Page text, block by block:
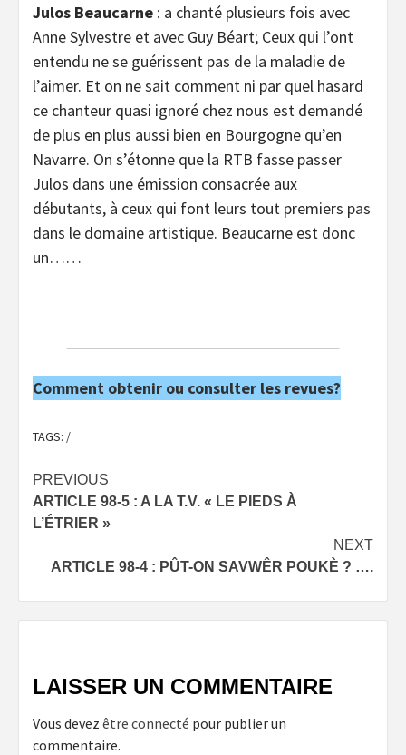
Julos Beaucarne : a chanté plusieurs fois avec
Anne Sylvestre et avec Guy Béart; Ceux qui l’ont
entendu ne se guérissent pas de la maladie de
l’aimer. Et on ne sait comment ni par quel hasard
ce chanteur quasi ignoré chez nous est demandé
de plus en plus aussi bien en Bourgogne qu’en
Navarre. On s’étonne que la RTB fasse passer
Julos dans une émission consacrée aux
débutants, à ceux qui font leurs tout premiers pas
dans le domaine artistique. Beaucarne est donc
un……
Comment obtenir ou consulter les revues?
TAGS: /
Post
navigation
PREVIOUS
ARTICLE 98-5 : A LA T.V. « LE PIEDS À
L’ÉTRIER »
NEXT
ARTICLE 98-4 : PÛT-ON SAVWÊR POUKÈ ? ….
LAISSER UN COMMENTAIRE
Vous devez être connecté pour publier un
commentaire.